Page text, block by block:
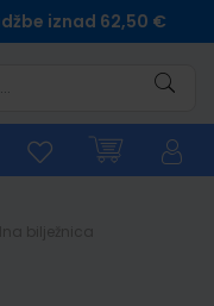
iznad 62,50 €